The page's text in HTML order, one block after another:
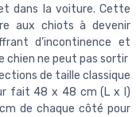
dans la voiture. Cette
aux chiots à devenir
d’incontinence et
chien ne peut pas sortir
de taille classique
fait 48 x 48 cm (L x l)
de chaque côté pour